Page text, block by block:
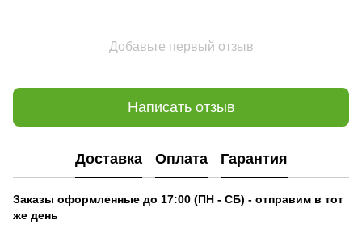
Добавьте первый отзыв
Написать отзыв
Доставка Оплата Гарантия
Заказы оформленные до 17:00 (ПН - СБ) - отправим в тот
же день